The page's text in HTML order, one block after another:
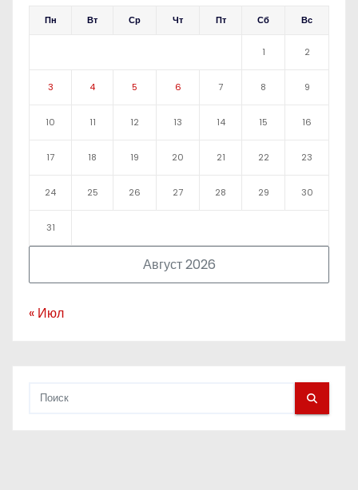
Август 2026
Пн Вт Ср Чт Пт Сб Вс
1 2
3 4 5 6 7 8 9
10 11 12 13 14 15 16
17 18 19 20 21 22 23
24 25 26 27 28 29 30
31
« Июл